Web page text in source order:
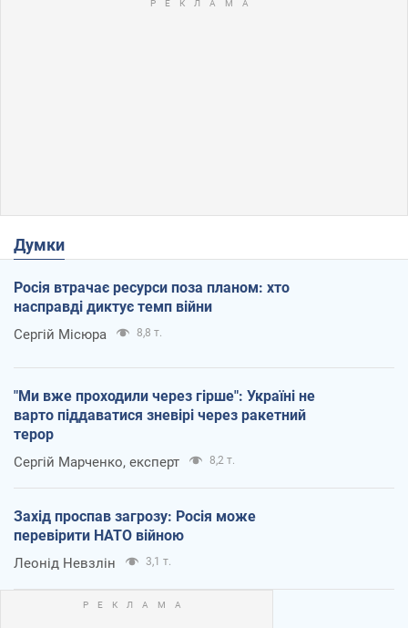
Думки
Росія втрачає ресурси поза планом: хто
насправді диктує темп війни
Сергій Місюра 8,8 т.
"Ми вже проходили через гірше": Україні не
варто піддаватися зневірі через ракетний
терор
Сергій Марченко, експерт 8,2 т.
Захід проспав загрозу: Росія може
перевірити НАТО війною
Леонід Невзлін 3,1 т.